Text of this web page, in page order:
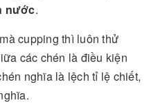
nước.
cupping thì luôn thử
các chén là điều kiện
nghĩa là lệch tỉ lệ chiết,